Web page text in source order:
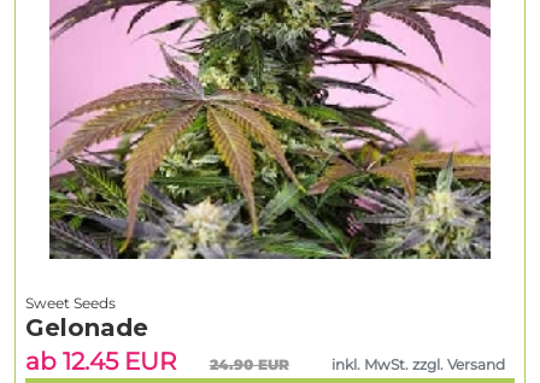
Sweet Seeds
Gelonade
ab 12.45 EUR
24.90 EUR inkl. MwSt. zzgl. Versand